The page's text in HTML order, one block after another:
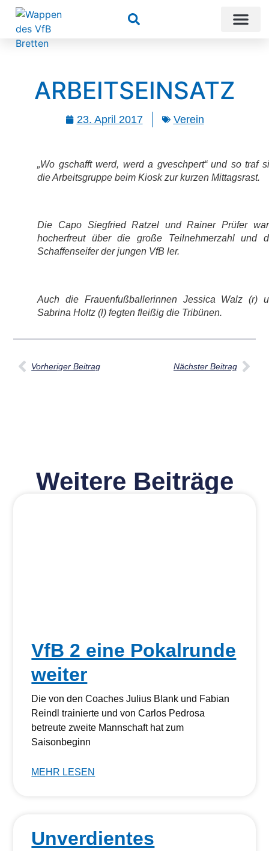
Suchen
ARBEITSEINSATZ
23. April 2017 Verein
„Wo gschafft werd, werd a gveschpert“ und so traf
die Arbeitsgruppe beim Kiosk zur kurzen Mittagsrast.
Die Capo Siegfried Ratzel und Rainer Prüfer
hocherfreut über die große Teilnehmerzahl und
Schaffenseifer der jungen VfB ler.
Auch die Frauenfußballerinnen Jessica Walz (r)
Sabrina Holtz (l) fegten fleißig die Tribünen.
Vorheriger Beitrag Nächster Beitrag
Weitere Beiträge
VfB 2 eine Pokalrunde
weiter
Die von den Coaches Julius Blank und Fabian
Reindl trainierte und von Carlos Pedrosa
betreute zweite Mannschaft hat zum
Saisonbeginn
MEHR LESEN
Unverdientes